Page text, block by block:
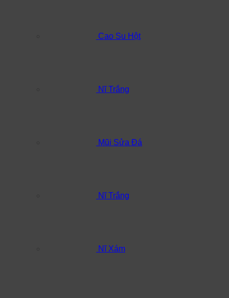
Cao Su Hột
Nĩ Trắng
Mũi Sửa Đá
Nĩ Trắng
Nĩ Xám